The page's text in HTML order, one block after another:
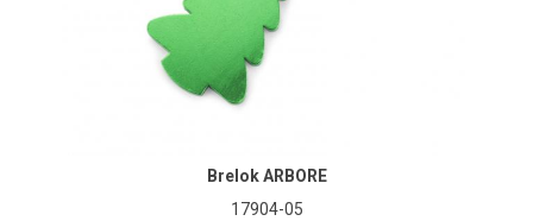
Brelok ARBORE
17904-05